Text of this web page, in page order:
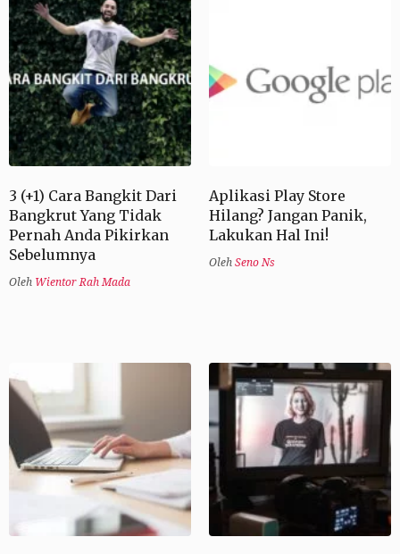
3 (+1) Cara Bangkit Dari
Bangkrut Yang Tidak
Pernah Anda Pikirkan
Sebelumnya
Oleh Wientor Rah Mada
Aplikasi Play Store
Hilang? Jangan Panik,
Lakukan Hal Ini!
Oleh Seno Ns